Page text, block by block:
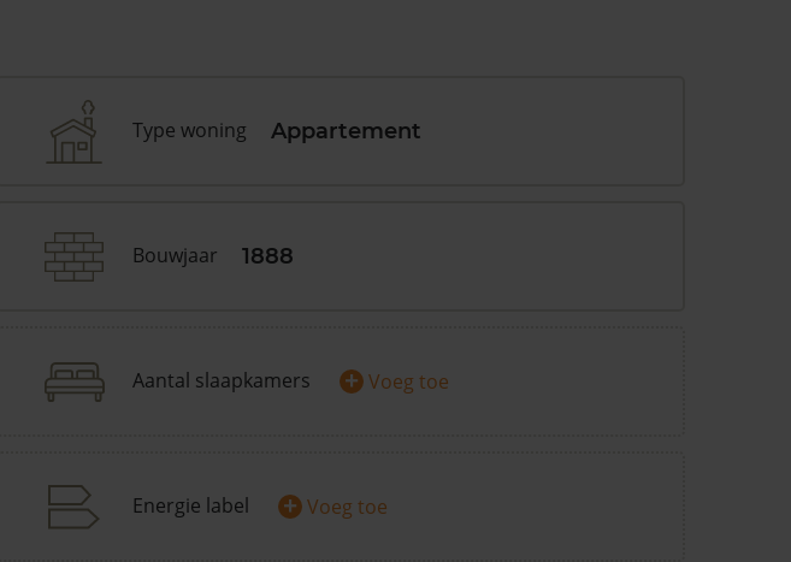
Type woning Appartement
Bouwjaar 1888
Aantal slaapkamers + Voeg toe
Energie label + Voeg toe